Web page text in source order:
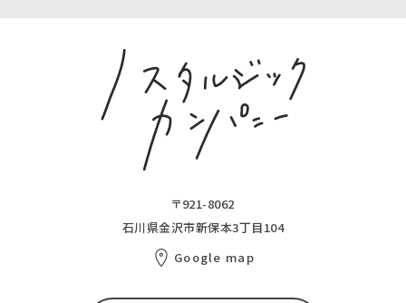
〒921-8062
石川県金沢市新保本3丁目104
Google map